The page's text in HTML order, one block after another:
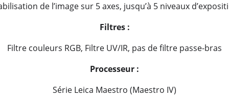
de l’image sur 5 axes, jusqu’à 5 niveaux
Filtres :
Filtre couleurs RGB, Filtre UV/IR, pas de filtre passe-bras
Processeur :
Série Leica Maestro (Maestro IV)